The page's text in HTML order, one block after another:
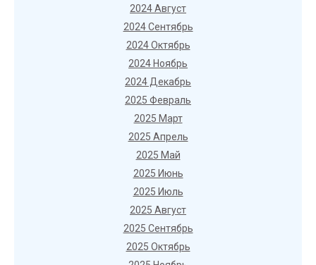
2024 Август
2024 Сентябрь
2024 Октябрь
2024 Ноябрь
2024 Декабрь
2025 Февраль
2025 Март
2025 Апрель
2025 Май
2025 Июнь
2025 Июль
2025 Август
2025 Сентябрь
2025 Октябрь